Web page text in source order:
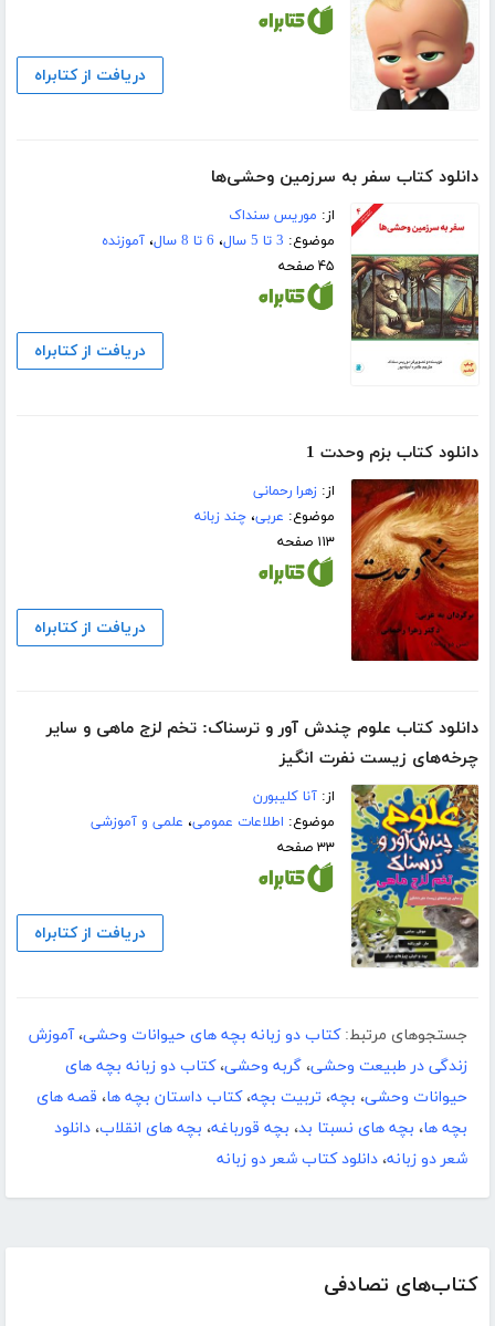
کتاب‌های تصادفی
دریافت از کتابراه
دانلود کتاب سفر به سرزمین وحشی‌ها
از: موریس سنداک
موضوع: 3 تا 5 سال ، 6 تا 8 سال ،آموزنده
۴۵ صفحه
دریافت از کتابراه
دانلود کتاب بزم وحدت 1
از:زهرا رحمانی
موضوع: عربی،چند زبانه
۱۱۳ صفحه
دریافت از کتابراه
دانلود کتاب علوم چندش آور و ترسناک: تخم لزج ماهی و سایر
چرخه‌های زیست نفرت انگیز
از:آنا کلیبورن
موضوع: اطلاعات عمومی، علمی و آموزشی
۳۳ صفحه
دریافت از کتابراه
جستجوهای مرتبط: کتاب دو زبانه بچه های حیوانات وحشی،آموزش
زندگی در طبیعت وحشی، گربه وحشی،کتاب دو زبانه بچه های
حیوانات وحشی، بچه، تربیت بچه،کتاب داستان بچه ها، قصه های
بچه ها، بچه های نسبتا بد، بچه قورباغه، بچه های انقلاب، دانلود
شعر دو زبانه، دانلود کتاب شعر دو زبانه